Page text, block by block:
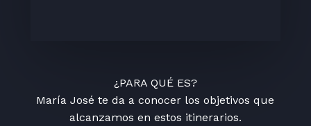
¿PARA QUÉ ES?
María José te da a conocer los objetivos que
alcanzamos en estos itinerarios.